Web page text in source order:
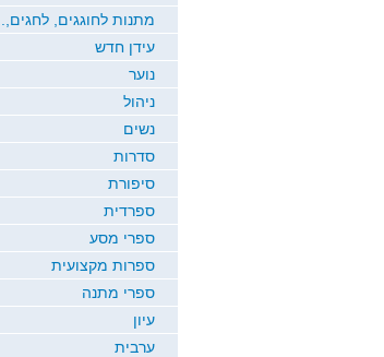
מתנות לחוגגים, לחגים,...
עידן חדש
נוער
ניהול
נשים
סדרות
סיפורת
ספרדית
ספרי מסע
ספרות מקצועית
ספרי מתנה
עיון
ערבית